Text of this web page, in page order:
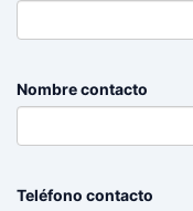
Nombre contacto
Teléfono contacto